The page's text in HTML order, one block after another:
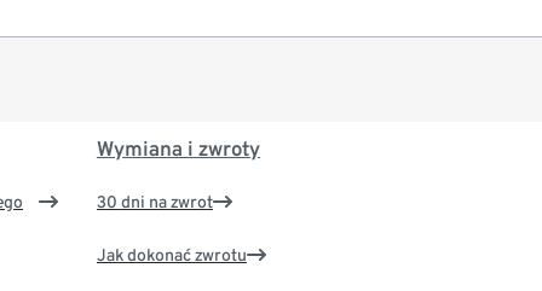
Wymiana i zwroty
30 dni na zwrot
Jak dokonać zwrotu